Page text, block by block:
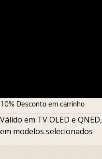
10% Desconto em carrinho
Válido em TV OLED e QNED,
em modelos selecionados